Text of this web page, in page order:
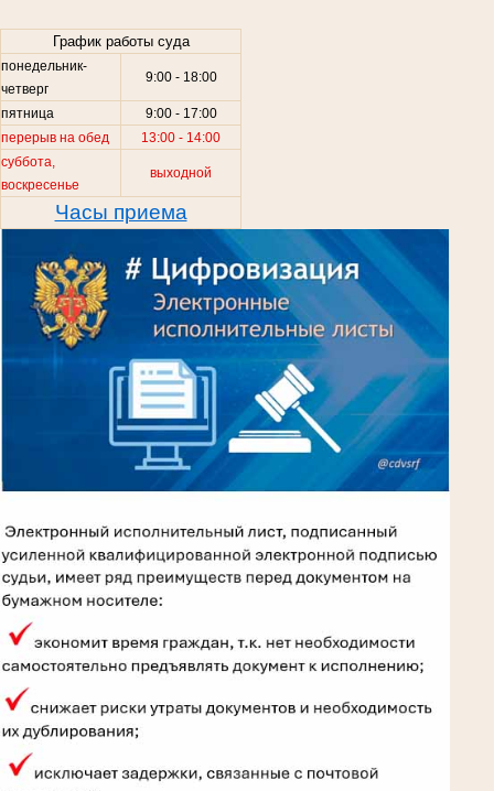
График работы суда
понедельник-
четверг
9:00 - 18:00
пятница
9:00 - 17:00
перерыв на обед
13:00 - 14:00
суббота,
воскресенье
выходной
Часы приема